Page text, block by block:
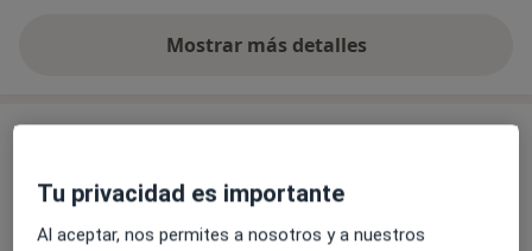
Mostrar más detalles
sobre la experiencia
Calle Duero Nº 37, Local 10, El Bosque, Villaviciosa
de Odón 28670
Tu privacidad es importante
Al aceptar, nos permites a nosotros y a nuestros